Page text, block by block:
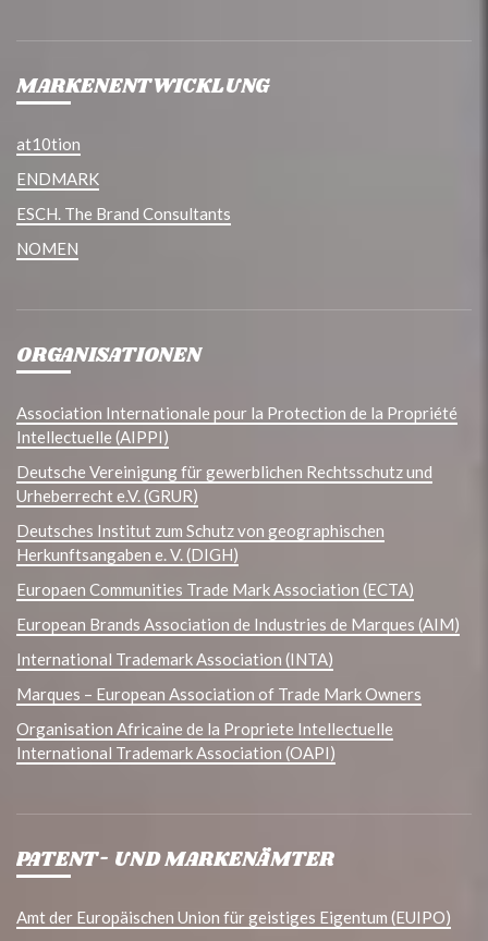
MARKENENTWICKLUNG
at10tion
ENDMARK
ESCH. The Brand Consultants
NOMEN
ORGANISATIONEN
Association Internationale pour la Protection de la Propriété
Intellectuelle (AIPPI)
Deutsche Vereinigung für gewerblichen Rechtsschutz und
Urheberrecht e.V. (GRUR)
Deutsches Institut zum Schutz von geographischen
Herkunftsangaben e. V. (DIGH)
Europaen Communities Trade Mark Association (ECTA)
European Brands Association de Industries de Marques (AIM)
International Trademark Association (INTA)
Marques – European Association of Trade Mark Owners
Organisation Africaine de la Propriete Intellectuelle
International Trademark Association (OAPI)
PATENT- UND MARKENÄMTER
Amt der Europäischen Union für geistiges Eigentum (EUIPO)